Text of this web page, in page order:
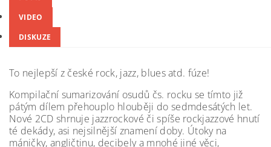
VIDEO
DISKUZE
To nejlepší z české rock, jazz, blues atd. fúze!
Kompilační sumarizování osudů čs. rocku se tímto již
pátým dílem přehouplo hlouběji do sedmdesátých let.
Nové 2CD shrnuje jazzrockové či spíše rockjazzové hnutí
té dekády, asi nejsilnější znamení doby. Útoky na
máničky, angličtinu, decibely a mnohé jiné věci,